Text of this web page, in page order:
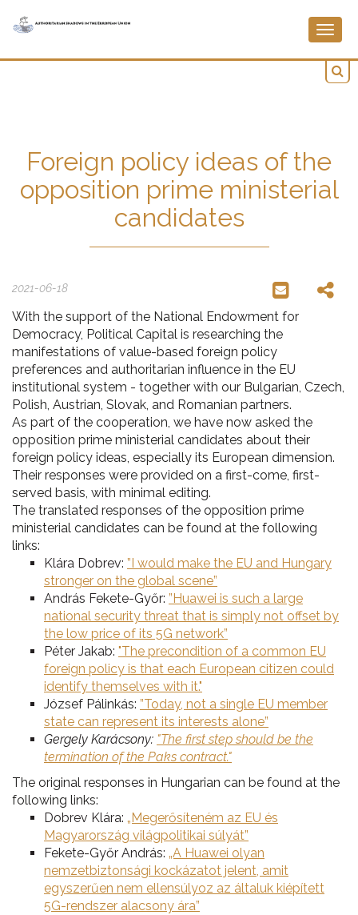
Foreign policy ideas of the
opposition prime ministerial
candidates
2021-06-18
With the support of the National Endowment for
Democracy, Political Capital is researching the
manifestations of value-based foreign policy
preferences and authoritarian influence in the EU
institutional system - together with our Bulgarian, Czech,
Polish, Austrian, Slovak, and Romanian partners.
As part of the cooperation, we have now asked the
opposition prime ministerial candidates about their
foreign policy ideas, especially its European dimension.
Their responses were provided on a first-come, first-
served basis, with minimal editing.
The translated responses of the opposition prime
ministerial candidates can be found at the following
links:
Klára Dobrev: ”I would make the EU and Hungary
stronger on the global scene”
András Fekete-Győr: ”Huawei is such a large
national security threat that is simply not offset by
the low price of its 5G network”
Péter Jakab: "The precondition of a common EU
foreign policy is that each European citizen could
identify themselves with it."
József Pálinkás: ”Today, not a single EU member
state can represent its interests alone”
Gergely Karácsony: "The first step should be the
termination of the Paks contract."
The original responses in Hungarian can be found at the
following links:
Dobrev Klára: „Megerősíteném az EU és
Magyarország világpolitikai súlyát”
Fekete-Győr András: „A Huawei olyan
nemzetbiztonsági kockázatot jelent, amit
egyszerűen nem ellensúlyoz az általuk kiépített
5G-rendszer alacsony ára”